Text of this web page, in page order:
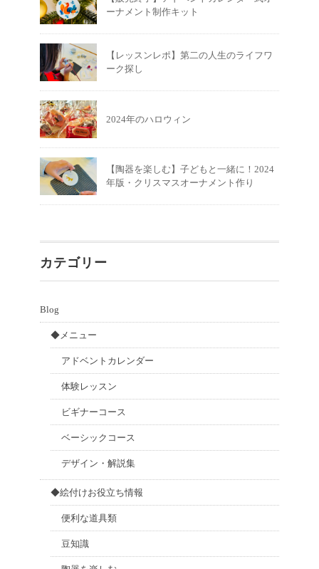
ーナメント制作キット
【レッスンレポ】第二の人生のライフワ
ーク探し
2024年のハロウィン
【陶器を楽しむ】子どもと一緒に！2024
年版・クリスマスオーナメント作り
カテゴリー
Blog
◆メニュー
アドベントカレンダー
体験レッスン
ビギナーコース
ベーシックコース
デザイン・解説集
◆絵付けお役立ち情報
便利な道具類
豆知識